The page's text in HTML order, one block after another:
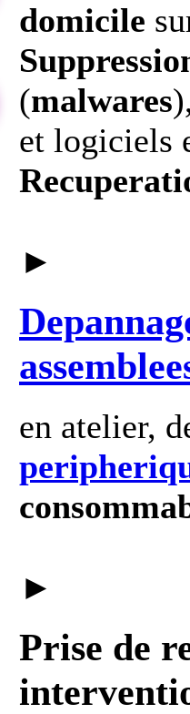
domicile
(malwares
et logiciels
►
en atelier,
►
Prise de